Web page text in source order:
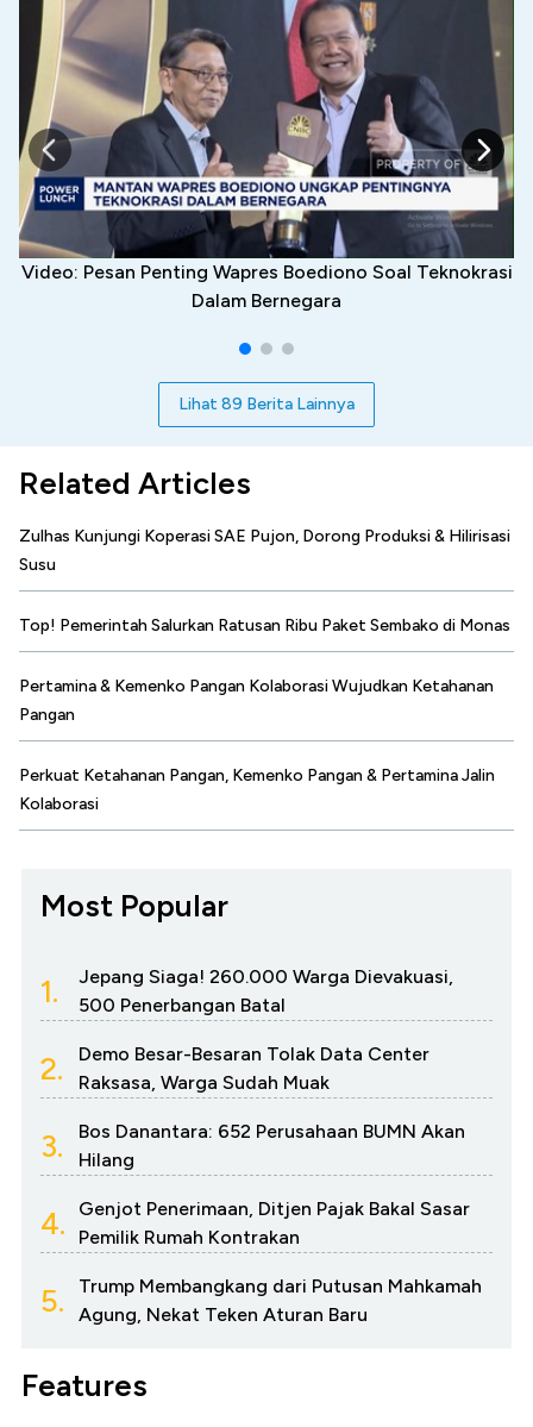
Video: Pesan Penting Wapres Boediono Soal Teknokrasi
Dalam Bernegara
Lihat 89 Berita Lainnya
Related Articles
Zulhas Kunjungi Koperasi SAE Pujon, Dorong Produksi & Hilirisasi
Susu
Top! Pemerintah Salurkan Ratusan Ribu Paket Sembako di Monas
Pertamina & Kemenko Pangan Kolaborasi Wujudkan Ketahanan
Pangan
Perkuat Ketahanan Pangan, Kemenko Pangan & Pertamina Jalin
Kolaborasi
Most Popular
1.
Jepang Siaga! 260.000 Warga Dievakuasi,
500 Penerbangan Batal
2.
Demo Besar-Besaran Tolak Data Center
Raksasa, Warga Sudah Muak
3.
Bos Danantara: 652 Perusahaan BUMN Akan
Hilang
4.
Genjot Penerimaan, Ditjen Pajak Bakal Sasar
Pemilik Rumah Kontrakan
5.
Trump Membangkang dari Putusan Mahkamah
Agung, Nekat Teken Aturan Baru
Features